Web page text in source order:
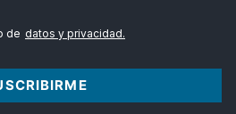
de datos y privacidad.